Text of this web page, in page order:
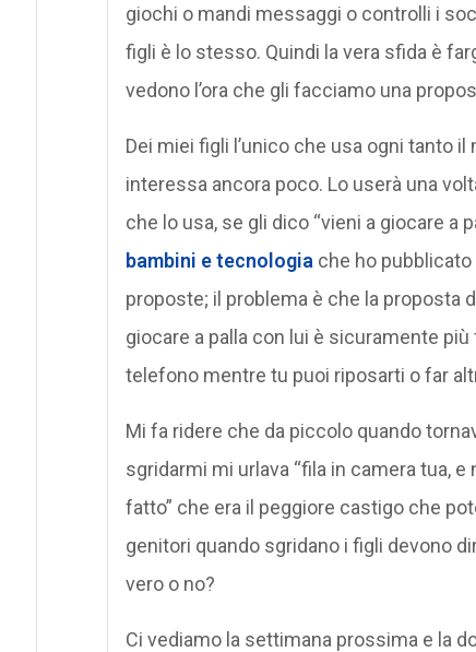
giochi o mandi messaggi o controlli i
figli è lo stesso. Quindi la vera sfida è
vedono l’ora che gli facciamo una
Dei miei figli l’unico che usa ogni tanto
interessa ancora poco. Lo userà una
che lo usa, se gli dico “vieni a giocare a
bambini e tecnologia che ho pubblicato
proposte; il problema è che la proposta
giocare a palla con lui è sicuramente
telefono mentre tu puoi riposarti o far
Mi fa ridere che da piccolo quando
sgridarmi mi urlava “fila in camera tua,
fatto” che era il peggiore castigo che
genitori quando sgridano i figli devono
vero o no?
Ci vediamo la settimana prossima e la